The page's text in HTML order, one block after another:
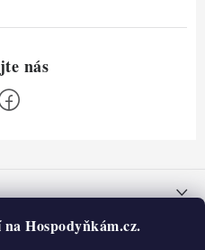
Hospodyňkám.cz.